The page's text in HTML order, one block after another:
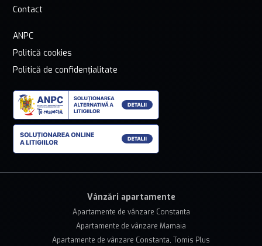
Contact
ANPC
Politică cookies
Politică de confidențialitate
Vânzări apartamente
Apartamente de vânzare Constanta
Apartamente de vânzare Mamaia
Apartamente de vânzare Constanta, Tomis Plus